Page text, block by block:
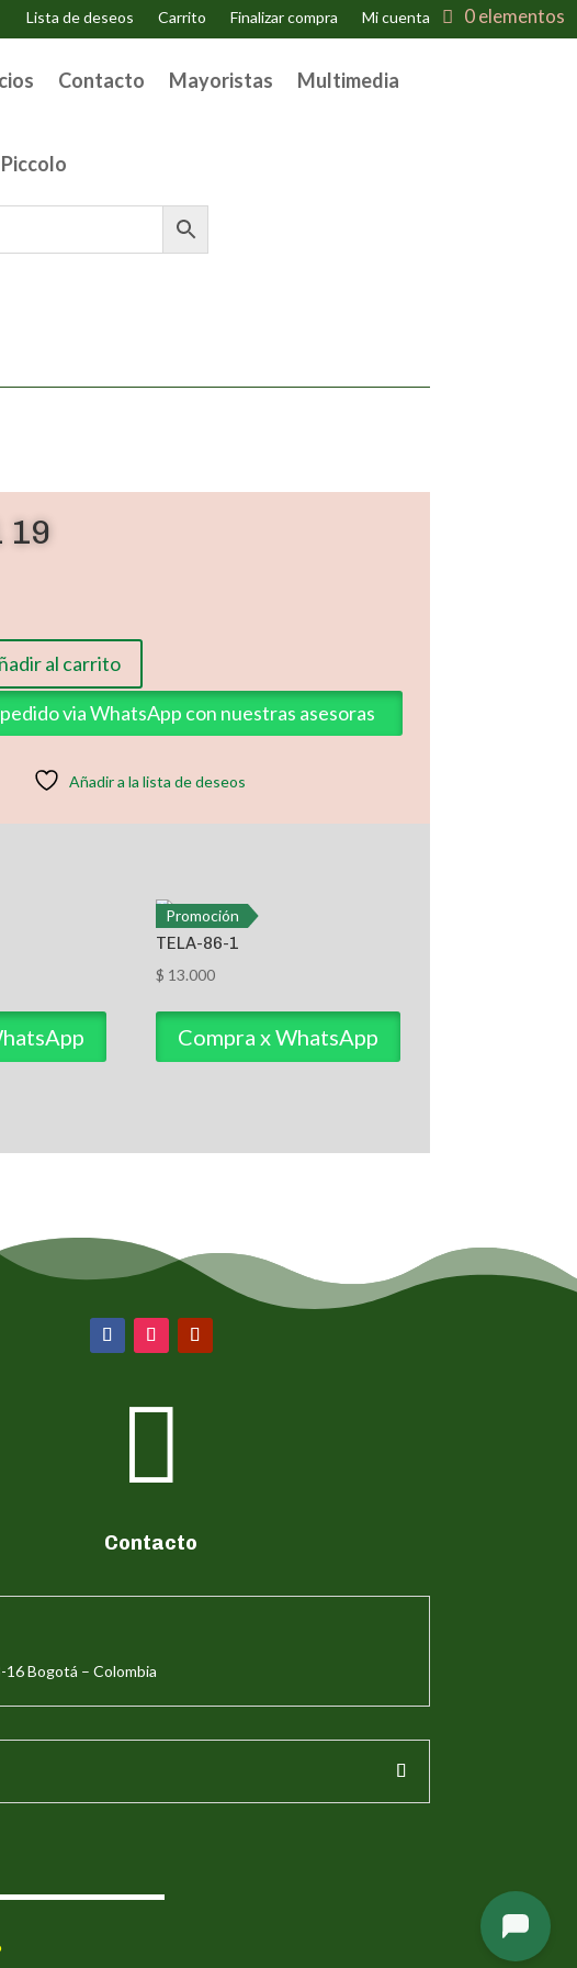
Lista de deseos Carrito Finalizar compra Mi cuenta 0 elementos
Contacto Mayoristas Multimedia
19
al carrito
via WhatsApp con nuestras asesoras
Añadir a la lista de deseos
Promoción
TELA-86-1
$ 13.000
Compra x WhatsApp

Contacto
16 Bogotá – Colombia